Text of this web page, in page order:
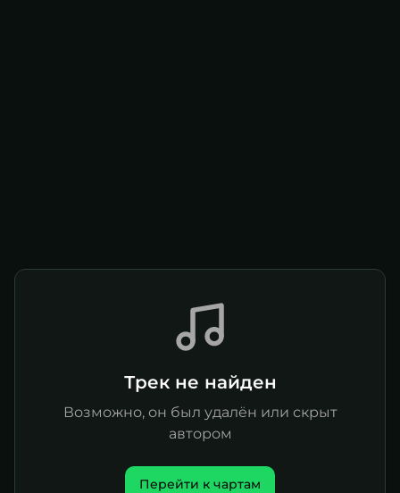
Трек не найден
Возможно, он был удалён или скрыт
автором
Перейти к чартам